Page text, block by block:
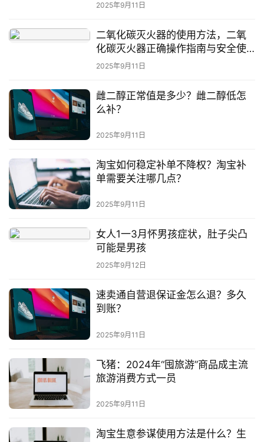
2025年9月11日
二氧化碳灭火器的使用方法，二氧
化碳灭火器正确操作指南与安全使
用要点
2025年9月11日
雌二醇正常值是多少？雌二醇低怎
么补？
2025年9月11日
淘宝如何稳定补单不降权？淘宝补
单需要关注哪几点？
2025年9月11日
女人1一3月怀男孩症状，肚子尖凸
可能是男孩
2025年9月12日
速卖通自营退保证金怎么退？多久
到账？
2025年9月11日
飞猪：2024年“囤旅游”商品成主流
旅游消费方式一员
2025年9月11日
淘宝生意参谋使用方法是什么？生